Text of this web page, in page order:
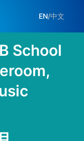
EN/中文
School